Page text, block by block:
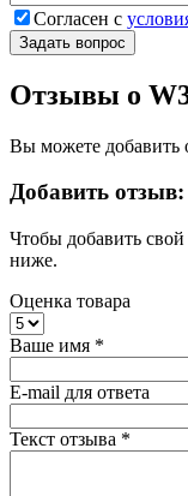
Согласен с
Задать вопрос
Отзывы о
Вы можете добавить
Добавить отзыв:
Чтобы добавить
ниже.
Оценка товара
Ваше имя *
E-mail для ответа
Текст отзыва *